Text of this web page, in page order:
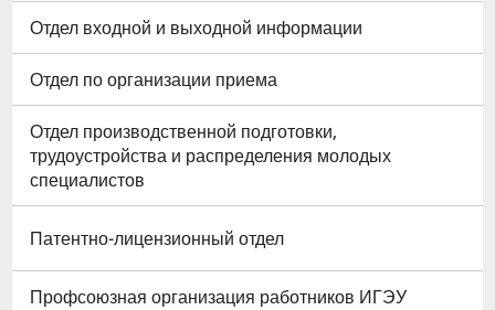
Отдел входной и выходной информации
Отдел по организации приема
Отдел производственной подготовки,
трудоустройства и распределения молодых
специалистов
Патентно-лицензионный отдел
Профсоюзная организация работников ИГЭУ